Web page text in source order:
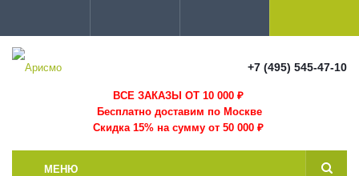
+7 (495) 545-47-10
ВСЕ ЗАКАЗЫ ОТ 10 000₽
Бесплатно доставим по Москве
Скидка 15% на сумму от 50 000 ₽
МЕНЮ